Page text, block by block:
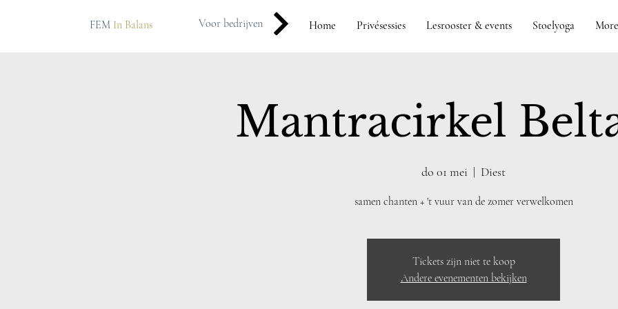
FEM In Balans Voor bedrijven Home Privésessies Lesrooster & events Stoelyoga More
Mantracirkel
do 01 mei
  |
Diest
samen chanten + 't vuur van de zomer verwelkomen
Tickets zijn niet te koop
Andere evenementen bekijken